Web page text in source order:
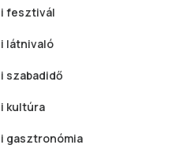
fesztivál
látnivaló
szabadidő
kultúra
gasztronómia